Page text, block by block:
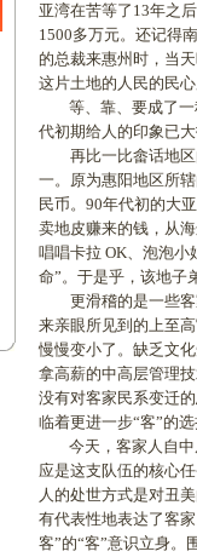
亚湾在苦等了13年之
1500多万元。还记得
的总裁来惠州时，当
这片土地的人民的民
等、靠、要成了一
代初期给人的印象已
再比一比畲话地区
一。原为惠阳地区所
民币。90年代初的大
卖地皮赚来的钱，从
唱唱卡拉 OK、泡泡
命”。于是乎，该地子
更滑稽的是一些客
来亲眼所见到的上至
慢慢变小了。缺乏文
拿高薪的中高层管理
没有对客家民系变迁
临着更进一步“客”的
今天，客家人自中
应是这支队伍的核心
人的处世方式是对丑
有代表性地表达了客
客”的“客”意识立身。